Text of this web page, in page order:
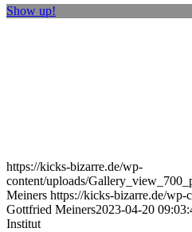
Show up!
https://kicks-bizarre.de/wp-
content/uploads/
Meiners https://kicks-bizarre.de/wp-
Gottfried Meiners2023-04-20
Institut